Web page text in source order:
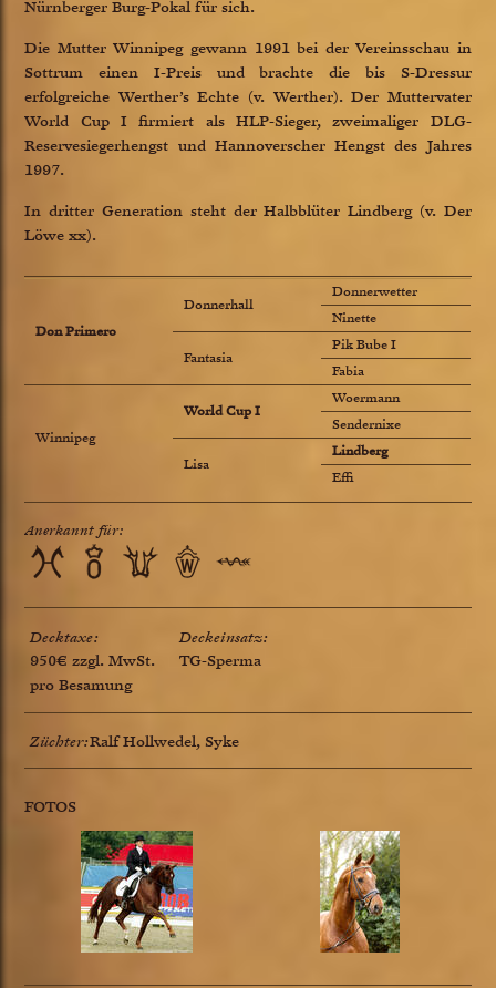
Nürnberger Burg-Pokal für sich.
Die Mutter Winnipeg gewann 1991 bei der Vereinsschau in
Sottrum einen I-Preis und brachte die bis S-Dressur
erfolgreiche Werther’s Echte (v. Werther). Der Muttervater
World Cup I firmiert als HLP-Sieger, zweimaliger DLG-
Reservesiegerhengst und Hannoverscher Hengst des Jahres
1997.
In dritter Generation steht der Halbblüter Lindberg (v. Der
Löwe xx).
Don Primero
Donnerhall
Donnerwetter
Ninette
Fantasia
Pik Bube I
Fabia
Winnipeg
World Cup I
Woermann
Sendernixe
Lisa
Lindberg
Effi
Anerkannt für:
Decktaxe:
950€ zzgl. MwSt.
pro Besamung
Deckeinsatz:
TG-Sperma
Züchter:Ralf Hollwedel, Syke
FOTOS